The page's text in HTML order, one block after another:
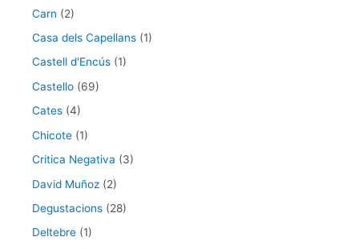
Carn (2)
Casa dels Capellans (1)
Castell d'Encús (1)
Castello (69)
Cates (4)
Chicote (1)
Critica Negativa (3)
David Muñoz (2)
Degustacions (28)
Deltebre (1)